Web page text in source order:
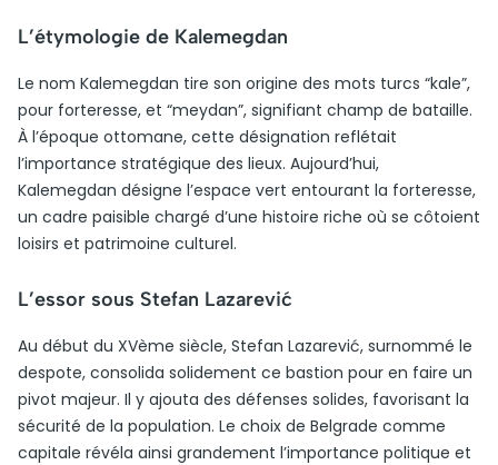
L’étymologie de Kalemegdan
Le nom Kalemegdan tire son origine des mots turcs “kale”,
pour forteresse, et “meydan”, signifiant champ de bataille.
À l’époque ottomane, cette désignation reflétait
l’importance stratégique des lieux. Aujourd’hui,
Kalemegdan désigne l’espace vert entourant la forteresse,
un cadre paisible chargé d’une histoire riche où se côtoient
loisirs et patrimoine culturel.
L’essor sous Stefan Lazarević
Au début du XVème siècle, Stefan Lazarević, surnommé le
despote, consolida solidement ce bastion pour en faire un
pivot majeur. Il y ajouta des défenses solides, favorisant la
sécurité de la population. Le choix de Belgrade comme
capitale révéla ainsi grandement l’importance politique et